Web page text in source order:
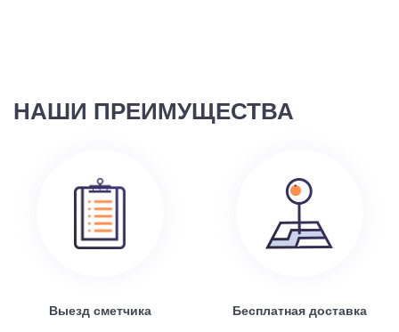
НАШИ ПРЕИМУЩЕСТВА
Выезд сметчика Бесплатная доставка